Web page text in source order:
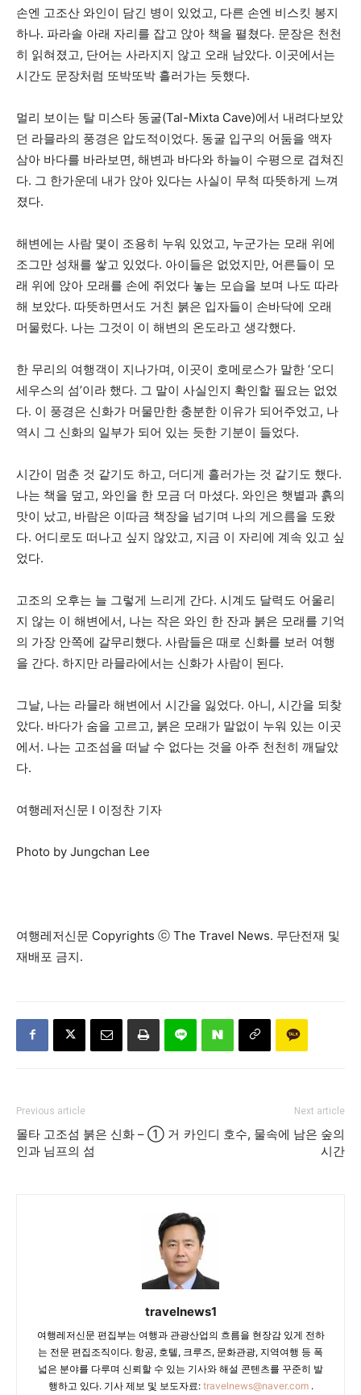
손엔 고조산 와인이 담긴 병이 있었고, 다른 손엔 비스킷 봉지
하나. 파라솔 아래 자리를 잡고 앉아 책을 펼쳤다. 문장은 천천
히 읽혀졌고, 단어는 사라지지 않고 오래 남았다. 이곳에서는
시간도 문장처럼 또박또박 흘러가는 듯했다.
멀리 보이는 탈 미스타 동굴(Tal-Mixta Cave)에서 내려다보았
던 라믈라의 풍경은 압도적이었다. 동굴 입구의 어둠을 액자
삼아 바다를 바라보면, 해변과 바다와 하늘이 수평으로 겹쳐진
다. 그 한가운데 내가 앉아 있다는 사실이 무척 따뜻하게 느껴
졌다.
해변에는 사람 몇이 조용히 누워 있었고, 누군가는 모래 위에
조그만 성채를 쌓고 있었다. 아이들은 없었지만, 어른들이 모
래 위에 앉아 모래를 손에 쥐었다 놓는 모습을 보며 나도 따라
해 보았다. 따뜻하면서도 거친 붉은 입자들이 손바닥에 오래
머물렀다. 나는 그것이 이 해변의 온도라고 생각했다.
한 무리의 여행객이 지나가며, 이곳이 호메로스가 말한 ‘오디
세우스의 섬’이라 했다. 그 말이 사실인지 확인할 필요는 없었
다. 이 풍경은 신화가 머물만한 충분한 이유가 되어주었고, 나
역시 그 신화의 일부가 되어 있는 듯한 기분이 들었다.
시간이 멈춘 것 같기도 하고, 더디게 흘러가는 것 같기도 했다.
나는 책을 덮고, 와인을 한 모금 더 마셨다. 와인은 햇볕과 흙의
맛이 났고, 바람은 이따금 책장을 넘기며 나의 게으름을 도왔
다. 어디로도 떠나고 싶지 않았고, 지금 이 자리에 계속 있고 싶
었다.
고조의 오후는 늘 그렇게 느리게 간다. 시계도 달력도 어울리
지 않는 이 해변에서, 나는 작은 와인 한 잔과 붉은 모래를 기억
의 가장 안쪽에 갈무리했다. 사람들은 때로 신화를 보러 여행
을 간다. 하지만 라믈라에서는 신화가 사람이 된다.
그날, 나는 라믈라 해변에서 시간을 잃었다. 아니, 시간을 되찾
았다. 바다가 숨을 고르고, 붉은 모래가 말없이 누워 있는 이곳
에서. 나는 고조섬을 떠날 수 없다는 것을 아주 천천히 깨달았
다.
여행레저신문 l 이정찬 기자
Photo by Jungchan Lee
여행레저신문 Copyrights ⓒ The Travel News. 무단전재 및
재배포 금지.
Previous article
몰타 고조섬 붉은 신화 – ① 거
인과 님프의 섬
Next article
카인디 호수, 물속에 남은 숲의
시간
travelnews1
여행레저신문 편집부는 여행과 관광산업의 흐름을 현장감 있게 전하
는 전문 편집조직이다. 항공, 호텔, 크루즈, 문화관광, 지역여행 등 폭
넓은 분야를 다루며 신뢰할 수 있는 기사와 해설 콘텐츠를 꾸준히 발
행하고 있다. 기사 제보 및 보도자료: travelnews@naver.com.